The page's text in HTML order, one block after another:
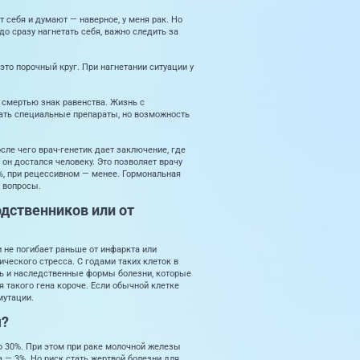
себя и думают — наверное, у меня рак. Но
сразу нагнетать себя, важно следить за
порочный круг. При нагнетании ситуации у
знак равенства. Жизнь с
специальные препараты, но возможность
чего врач-генетик дает заключение, где
достался человеку. Это позволяет врачу
при рецессивном — менее. Гормональная
вопросы.
или от
погибает раньше от инфаркта или
стресса. С годами таких клеток в
и наследственные формы болезни, которые
гена короче. Если обычной клетке
30%. При этом при раке молочной железы